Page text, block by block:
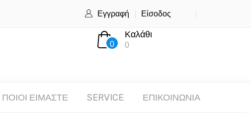
Εγγραφή Είσοδος
0
Καλάθι
0
ΠΟΙΟΙ ΕΙΜΑΣΤΕ SERVICE ΕΠΙΚΟΙΝΩΝΙΑ